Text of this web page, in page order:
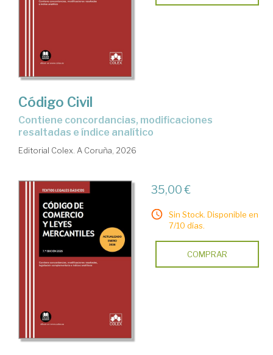
Código Civil
Contiene concordancias, modificaciones
resaltadas e índice analítico
Editorial Colex. A Coruña, 2026
35,00 €
Sin Stock. Disponible en
7/10 días.
COMPRAR